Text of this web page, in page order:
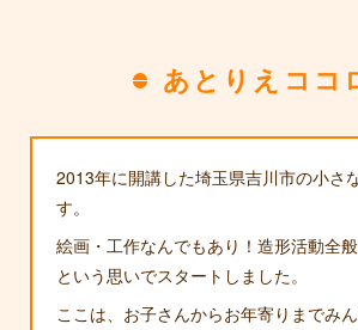
あとりえココ
2013年に開講した埼玉県吉川市の小さ
す。
絵画・工作なんでもあり！造形活動全
という思いでスタートしました。
ここは、お子さんからお年寄りまでみ